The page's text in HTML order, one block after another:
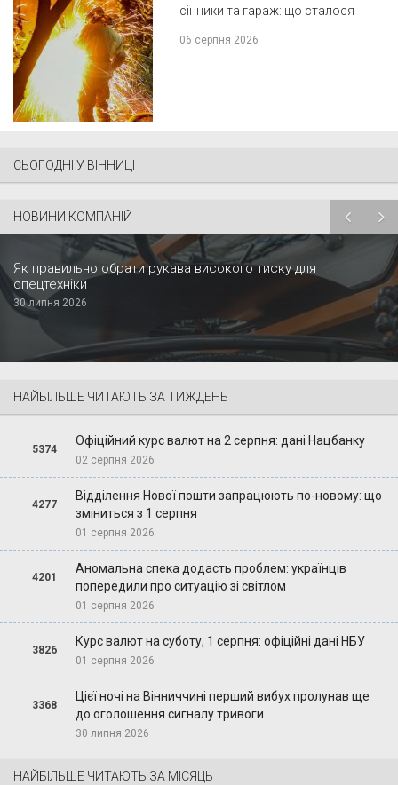
сінники та гараж: що сталося
06 серпня 2026
СЬОГОДНІ У ВІННИЦІ
НОВИНИ КОМПАНІЙ
Як правильно обрати рукава високого тиску для
спецтехніки
30 липня 2026
НАЙБІЛЬШЕ ЧИТАЮТЬ ЗА ТИЖДЕНЬ
5374
Офіційний курс валют на 2 серпня: дані Нацбанку
02 серпня 2026
4277
Відділення Нової пошти запрацюють по-новому: що
зміниться з 1 серпня
01 серпня 2026
4201
Аномальна спека додасть проблем: українців
попередили про ситуацію зі світлом
01 серпня 2026
3826
Курс валют на суботу, 1 серпня: офіційні дані НБУ
01 серпня 2026
3368
Цієї ночі на Вінниччині перший вибух пролунав ще
до оголошення сигналу тривоги
30 липня 2026
НАЙБІЛЬШЕ ЧИТАЮТЬ ЗА МІСЯЦЬ